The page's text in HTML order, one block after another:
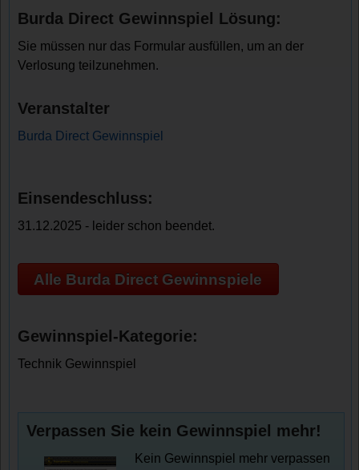
Burda Direct Gewinnspiel Lösung:
Sie müssen nur das Formular ausfüllen, um an der
Verlosung teilzunehmen.
Veranstalter
Burda Direct Gewinnspiel
Einsendeschluss:
31.12.2025 - leider schon beendet.
Alle Burda Direct Gewinnspiele
Gewinnspiel-Kategorie:
Technik Gewinnspiel
Verpassen Sie kein Gewinnspiel mehr!
Kein Gewinnspiel mehr verpassen